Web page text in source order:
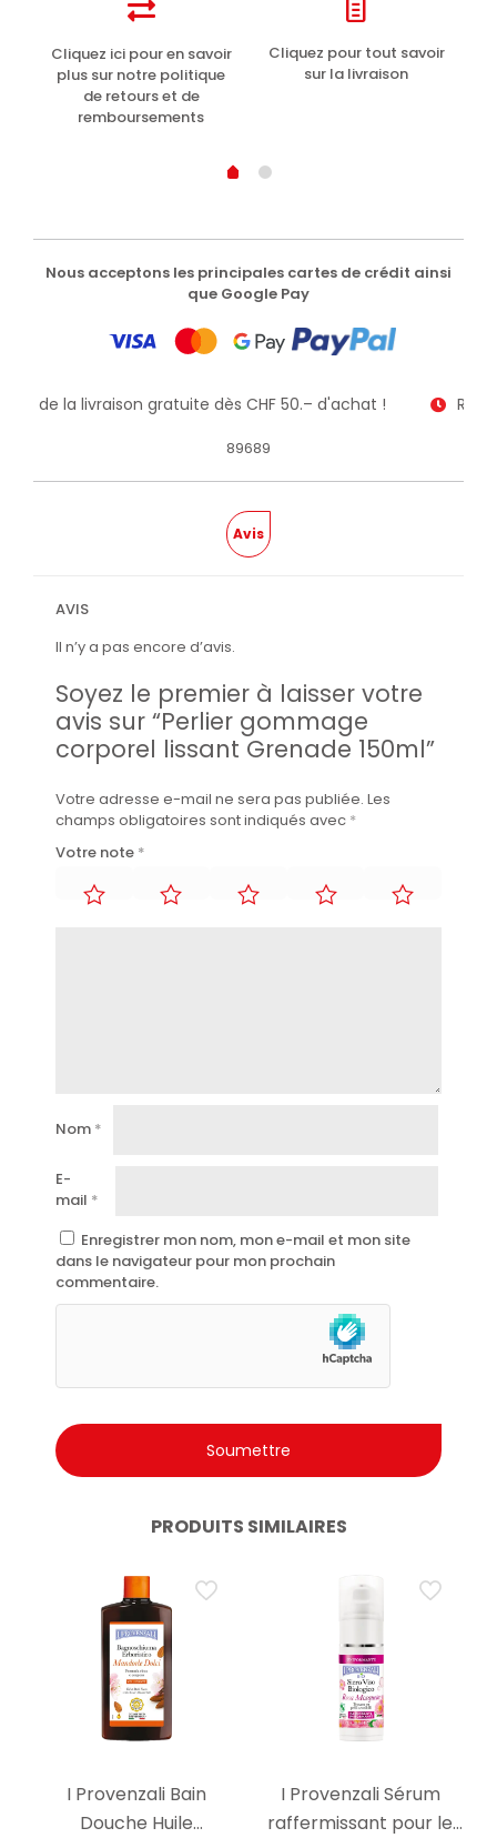
Cliquez ici pour en savoir
plus sur notre politique
de retours et de
remboursements
Cliquez pour tout savoir
sur la livraison
Nous acceptons les principales cartes de crédit ainsi
que Google Pay
de la livraison gratuite dès CHF 50.– d'achat !
89689
Avis
AVIS
Il n’y a pas encore d’avis.
Soyez le premier à laisser votre
avis sur “Perlier gommage
corporel lissant Grenade 150ml”
Votre adresse e-mail ne sera pas publiée. Les
champs obligatoires sont indiqués avec *
Votre note *
Nom *
E-
mail *
Enregistrer mon nom, mon e-mail et mon site
dans le navigateur pour mon prochain
commentaire.
PRODUITS SIMILAIRES
I Provenzali Bain
Douche Huile
I Provenzali Sérum
raffermissant pour le